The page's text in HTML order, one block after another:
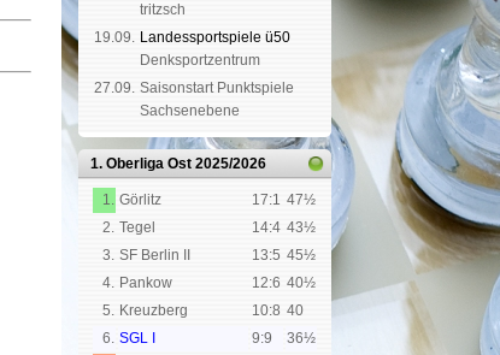
tritzsch
19.09. Landes­sport­spiele ü50
Denk­sport­zen­trum
27.09. Saison­start Punkt­spiele
Sachsen­ebene
1. Oberliga Ost 2025/2026
1. Görlitz 17:1 47½
2. Tegel 14:4 43½
3. SF Berlin II 13:5 45½
4. Pankow 12:6 40½
5. Kreuzberg 10:8 40
6. SGL I 9:9
36½